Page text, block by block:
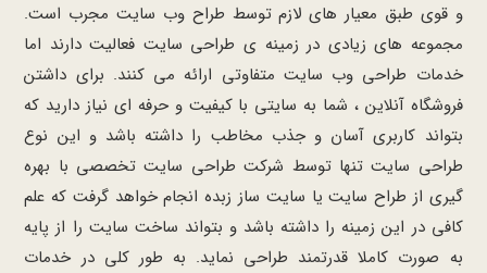
و قوی طبق معیار های لازم توسط طراح وب سایت مجرب است.
مجموعه های زیادی در زمینه ی طراحی سایت فعالیت دارند اما
خدمات طراحی وب سایت متفاوتی ارائه می کنند. برای داشتن
فروشگاه آنلاین ، شما به سایتی با کیفیت و حرفه ای نیاز دارید که
بتواند کاربری آسان و جذب مخاطب را داشته باشد و این نوع
طراحی سایت تنها توسط شرکت طراحی سایت تخصصی با بهره
گیری از طراح سایت یا سایت ساز زبده انجام خواهد گرفت که علم
کافی در این زمینه را داشته باشد و بتواند ساخت سایت را از پایه
به صورت کاملا قدرتمند طراحی نماید. به طور کلی در خدمات